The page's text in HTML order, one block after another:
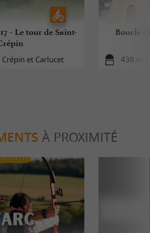
- Le tour de Saint-
et Carlucet
Boucle
438 m -
À PROXIMITÉ